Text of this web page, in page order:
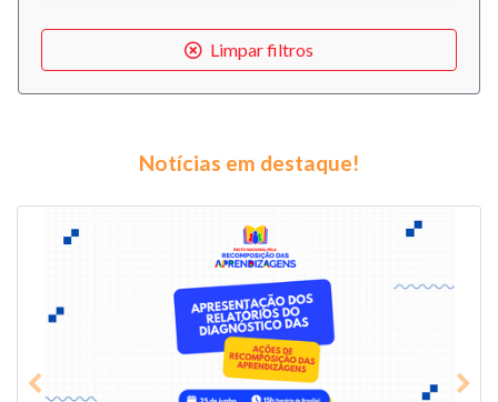
Limpar filtros
Notícias em destaque!
Previous